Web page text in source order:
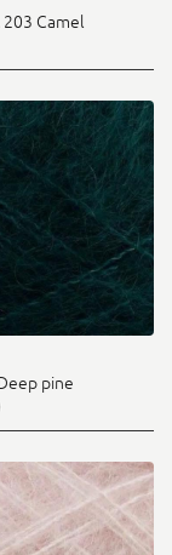
203 Camel
pine